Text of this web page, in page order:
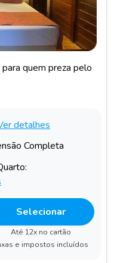
quem preza pelo
detalhes
Completa
Selecionar
Até 12x no cartão
e impostos incluídos